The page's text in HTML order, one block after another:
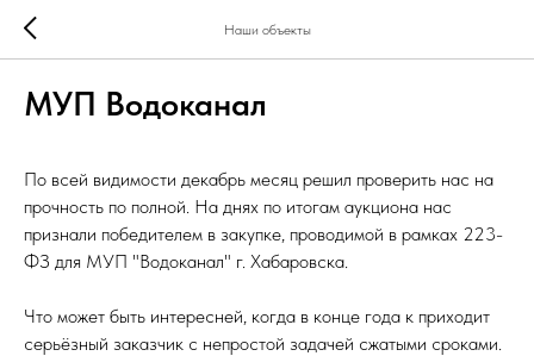
Наши объекты
МУП Водоканал
По всей видимости декабрь месяц решил проверить нас на
прочность по полной. На днях по итогам аукциона нас
признали победителем в закупке, проводимой в рамках 223-
ФЗ для МУП "Водоканал" г. Хабаровска.
Что может быть интересней, когда в конце года к приходит
серьёзный заказчик с непростой задачей сжатыми сроками.